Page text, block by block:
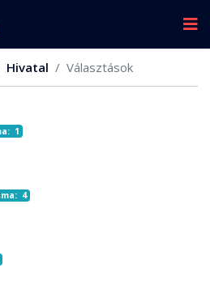
Hivatal Választások
1
4